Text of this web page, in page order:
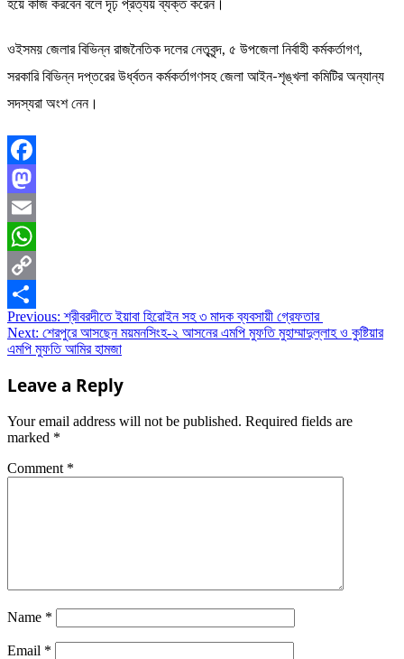
হয়ে কাজ করবেন বলে দৃঢ় প্রত্যয় ব্যক্ত করেন।
ওইসময় জেলার বিভিন্ন রাজনৈতিক দলের নেতৃবৃন্দ, ৫ উপজেলা নির্বাহী কর্মকর্তাগণ,
সরকারি বিভিন্ন দপ্তরের উর্ধ্বতন কর্মকর্তাগণসহ জেলা আইন-শৃঙ্খলা কমিটির অন্যান্য
সদস্যরা অংশ নেন।
Facebook
Mastodon
Email
WhatsApp
Copy
Link
Share
Post
navigation
Previous: শ্রীবরদীতে ইয়াবা হিরোইন সহ ৩ মাদক ব্যবসায়ী গ্রেফতার
Next: শেরপুরে আসছেন ময়মনসিংহ-২ আসনের এমপি মুফতি মুহাম্মাদুল্লাহ ও কুষ্টিয়ার
এমপি মুফতি আমির হামজা
Leave a Reply
Your email address will not be published. Required fields are
marked *
Comment *
Name *
Email *